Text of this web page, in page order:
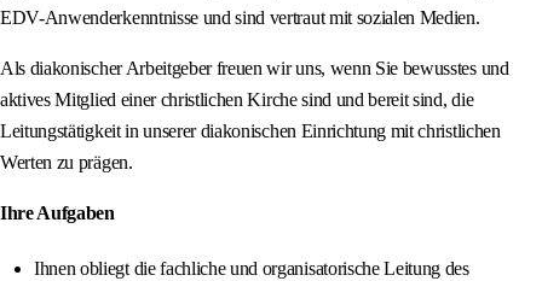
EDV-Anwenderkenntnisse und sind vertraut mit sozialen Medien.
Als diakonischer Arbeitgeber freuen wir uns, wenn Sie bewusstes und
aktives Mitglied einer christlichen Kirche sind und bereit sind, die
Leitungstätigkeit in unserer diakonischen Einrichtung mit christlichen
Werten zu prägen.
Ihre Aufgaben
Ihnen obliegt die fachliche und organisatorische Leitung des